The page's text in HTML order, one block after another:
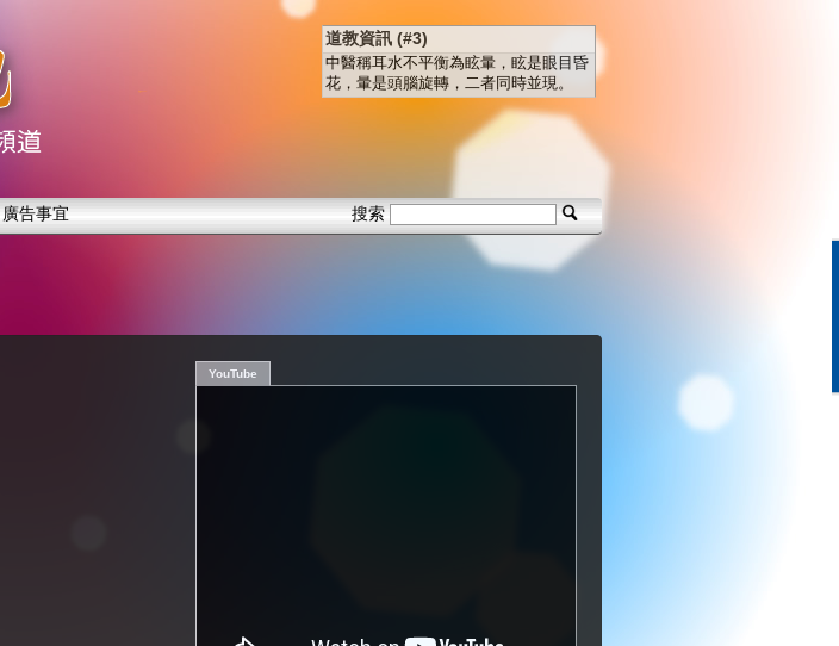
道教資訊 (#3)
中醫稱耳水不平衡為眩暈，眩是眼目昏
花，暈是頭腦旋轉，二者同時並現。
廣告事宜 搜索
YouTube